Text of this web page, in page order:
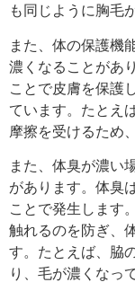
も同じように胸毛
また、体の保護機
濃くなることがあ
ことで皮膚を保護
ています。たとえ
摩擦を受けるため
また、体臭が濃い
があります。体臭
ことで発生します
触れるのを防ぎ、
す。たとえば、脇
り、毛が濃くなっ